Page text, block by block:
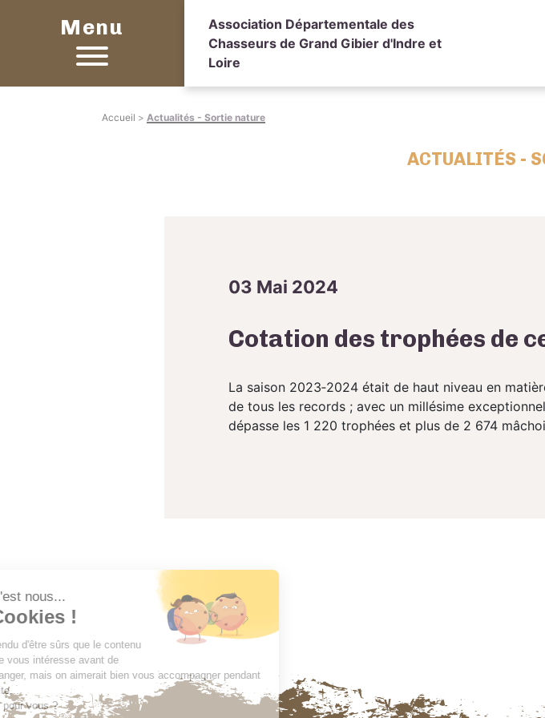
Menu
Association Départementale des
Chasseurs de Grand Gibier d'Indre et
Loire
Accueil > Actualités - Sortie nature
ACTUALITÉS -
03 Mai 2024
Cotation des trophées de
La saison 2023‐2024 était de haut niveau en
de tous les records ; avec un millésime
dépasse les 1 220 trophées et plus de 2 674